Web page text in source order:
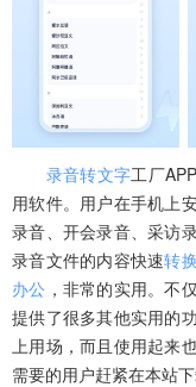
录音转文字工厂
用软件。用户在手机上
录音、开会录音、采访
录音文件的内容快速转换
办公 ，非常的实用。不
提供了很多其他实用的
上用场，而且使用起来
需要的用户赶紧在本站